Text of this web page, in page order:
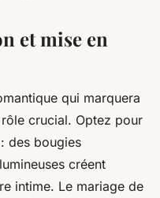
et mise en
qui marquera
crucial. Optez pour
des bougies
créent
intime. Le mariage de